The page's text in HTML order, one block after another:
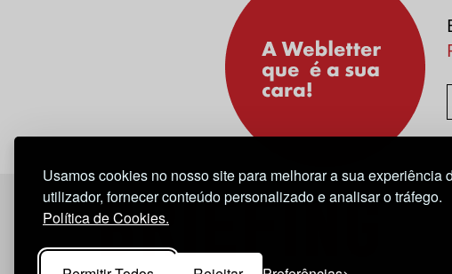
Usamos cookies no nosso site para melhorar a sua experiência
utilizador, fornecer conteúdo personalizado e analisar o tráfego.
Política de Cookies.